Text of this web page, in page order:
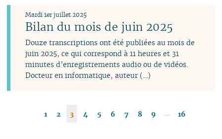
Bilan du mois de juin 2025
Mardi 1er juillet 2025
Douze transcriptions ont été publiées au mois de
juin 2025, ce qui correspond à 11 heures et 31
minutes d’enregistrements audio ou de vidéos.
Docteur en informatique, auteur (…)
1 2 3 4 5 6 7 8 9 … 16